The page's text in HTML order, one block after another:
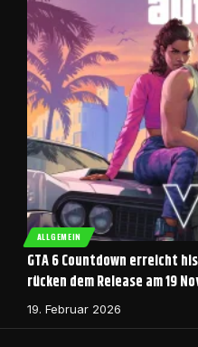
ALLGEMEIN
GTA 6 Countdown erreicht
rücken dem Release am 19
19. Februar 2026